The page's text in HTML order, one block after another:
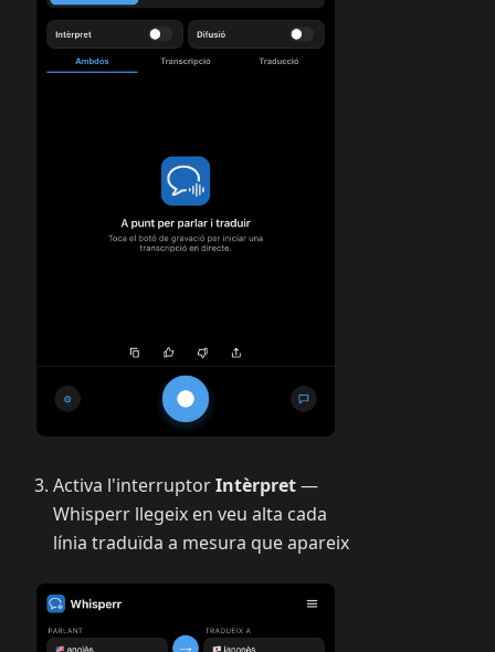
Activa l'interruptorIntèrpret—
Whisperr llegeix en veu alta cada
línia traduïda a mesura que apareix